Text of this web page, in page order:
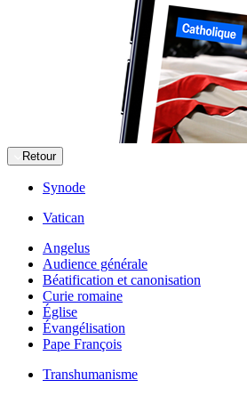
Retour
Synode
Vatican
Angelus
Audience générale
Béatification et canonisation
Curie romaine
Église
Évangélisation
Pape François
Transhumanisme